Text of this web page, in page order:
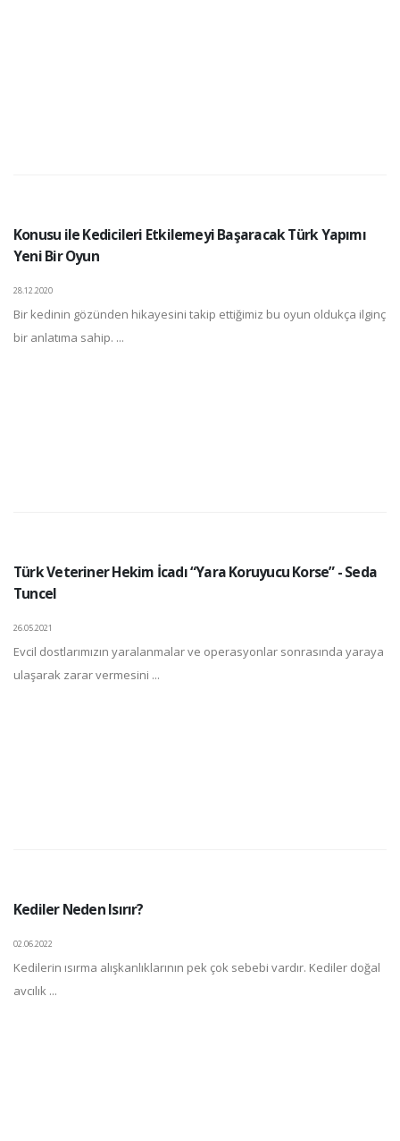
Konusu ile Kedicileri Etkilemeyi Başaracak Türk Yapımı
Yeni Bir Oyun
28.12.2020
Bir kedinin gözünden hikayesini takip ettiğimiz bu oyun oldukça ilginç
bir anlatıma sahip. ...
Türk Veteriner Hekim İcadı “Yara Koruyucu Korse” - Seda
Tuncel
26.05.2021
Evcil dostlarımızın yaralanmalar ve operasyonlar sonrasında yaraya
ulaşarak zarar vermesini ...
Kediler Neden Isırır?
02.06.2022
Kedilerin ısırma alışkanlıklarının pek çok sebebi vardır. Kediler doğal
avcılık ...